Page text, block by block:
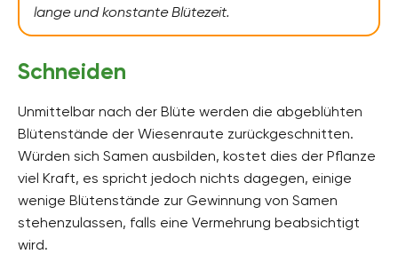
lange und konstante Blütezeit.
Schneiden
Unmittelbar nach der Blüte werden die abgeblühten
Blütenstände der Wiesenraute zurückgeschnitten.
Würden sich Samen ausbilden, kostet dies der Pflanze
viel Kraft, es spricht jedoch nichts dagegen, einige
wenige Blütenstände zur Gewinnung von Samen
stehenzulassen, falls eine Vermehrung beabsichtigt
wird.